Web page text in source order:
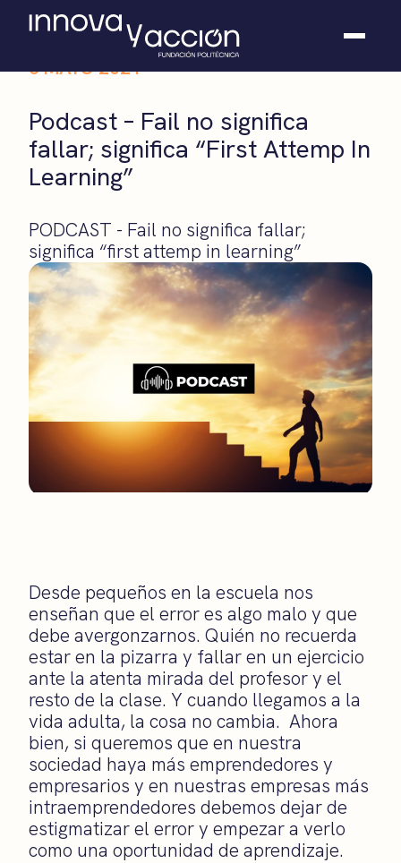
Somos fundación
Casos de éxito
Hackathones
6 MAYO 2021
Podcast – Fail no significa
fallar; significa “First Attemp In
Learning”
PODCAST - Fail no significa fallar;
significa “first attemp in learning”
Desde pequeños en la escuela nos
enseñan que el error es algo malo y que
debe avergonzarnos. Quién no recuerda
estar en la pizarra y fallar en un ejercicio
ante la atenta mirada del profesor y el
resto de la clase. Y cuando llegamos a la
vida adulta, la cosa no cambia. Ahora
bien, si queremos que en nuestra
sociedad haya más emprendedores y
empresarios y en nuestras empresas más
intraemprendedores debemos dejar de
estigmatizar el error y empezar a verlo
como una oportunidad de aprendizaje.